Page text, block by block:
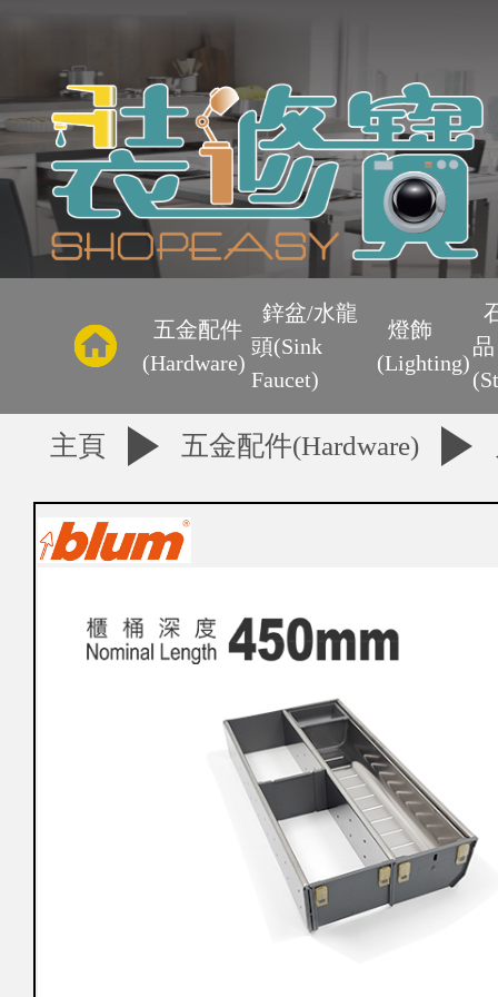
主
頁
優
惠
區
購
物
五金配件
(Hardware)
鋅盆/水龍
頭(Sink
Faucet)
燈飾
(Lighting)
品
主頁 五金配件(Hardware)